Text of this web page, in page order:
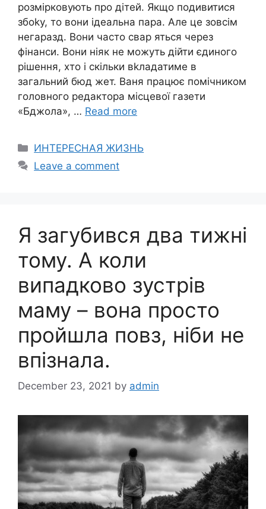
розмірковують про дітей. Якщо подивитися
збоkу, то вони ідеальна пара. Але це зовсім
негаразд. Вони часто свар яться через
фінанси. Вони ніяк не можуть дійти єдиного
рішення, хто і скільки вkладатиме в
загальний бюд жет. Ваня працює помічником
головного редактора місцевої газети
«Бджола», … Read more
Categories
ИНТЕРЕСНАЯ ЖИЗНЬ
Leave a comment
Я загубився два тижні
тому. А коли
випадково зустрів
маму – вона просто
пройшла повз, ніби не
впізнала.
December 23, 2021 by admin